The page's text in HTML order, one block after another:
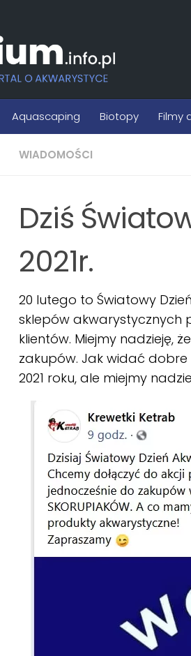
Aquascaping Biotopy Filmy
WIADOMOŚCI
Dziś
2021r.
20 lutego to Światowy
sklepów akwarystycznych
klientów. Miejmy nadzieję,
zakupów. Jak widać dobre
2021 roku, ale miejmy